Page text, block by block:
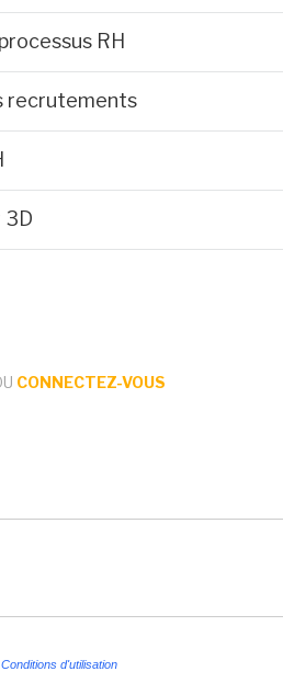
RH
recrutements
3D
CONNECTEZ-VOUS
Conditions d'utilisation